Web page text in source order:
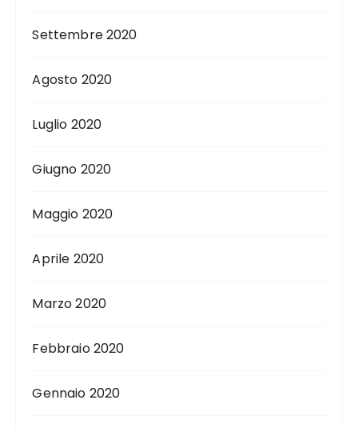
Settembre 2020
Agosto 2020
Luglio 2020
Giugno 2020
Maggio 2020
Aprile 2020
Marzo 2020
Febbraio 2020
Gennaio 2020